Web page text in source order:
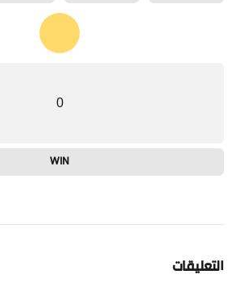
0
WIN
التعليقات